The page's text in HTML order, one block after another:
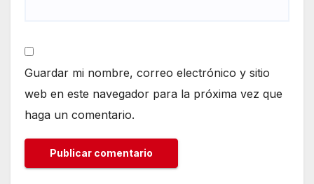
Guardar mi nombre, correo electrónico y sitio
web en este navegador para la próxima vez que
haga un comentario.